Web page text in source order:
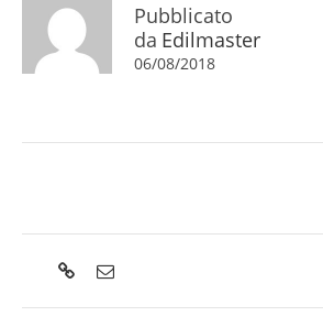
Pubblicato
da Edilmaster
06/08/2018